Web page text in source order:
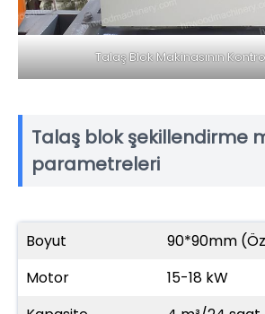
Talaş Blok Makinasının
Talaş blok şekillendirme
parametreleri
Boyut
90*90mm
Motor
15-18 kW